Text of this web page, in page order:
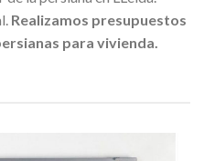
Realizamos presupuestos
para vivienda.